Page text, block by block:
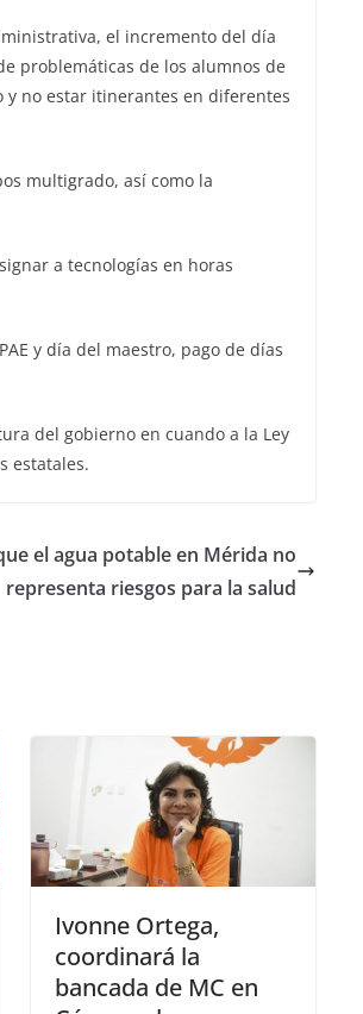
el incremento del día
problemáticas de los alumnos de
y no estar itinerantes en diferentes
multigrado, así como la
a tecnologías en horas
y día del maestro, pago de días
del gobierno en cuando a la Ley
estatales.
el agua potable en Mérida no
representa riesgos para la salud
Ivonne Ortega,
coordinará la
bancada de MC en